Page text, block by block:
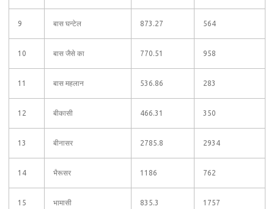
9 बास घन्टेल 873.27 564
10 बास जैसे का 770.51 958
11 बास महलान 536.86 283
12 बीकासी 466.31 350
13 बीनासर 2785.8 2934
14 भैरूसर 1186 762
15 भामासी 835.3 1757